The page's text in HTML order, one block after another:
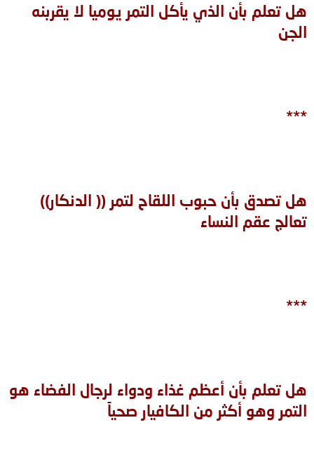
هل تعلم بأن الذي يأكل التمر يوميا لا يقربنه
الجن
***
هل تصدق بأن حبوب اللقاح لتمر (( ‏الدنكار))
‏تعالج عقم النساء
***
هل تعلم بأن أعظم غذاء ودواء لرجال الفضاء هو
التمر وهو أكثر من الكافيار صحياً